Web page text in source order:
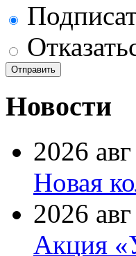
Новости
2026
Новая
2026
Акция